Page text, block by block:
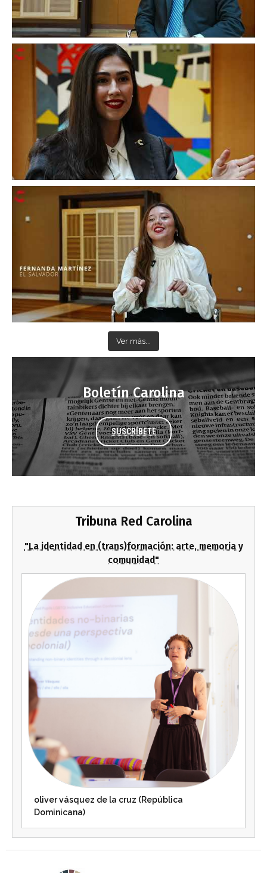
Ver más...
Boletín Carolina
SUSCRÍBETE
Tribuna Red Carolina
"La identidad en (trans)formación: arte, memoria y
comunidad"
oliver vásquez de la cruz (República
Dominicana)